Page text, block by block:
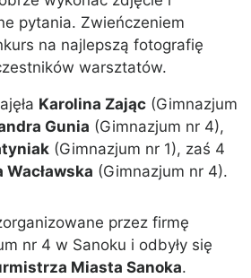
pytania. Zwieńczeniem
na najlepszą fotografię
warsztatów.
Karolina Zając (Gimnazjum
Gunia (Gimnazjum nr 4),
(Gimnazjum nr 1), zaś 4
Wacławska (Gimnazjum nr 4).
przez firmę
nr 4 w Sanoku i odbyły się
Miasta Sanoka.